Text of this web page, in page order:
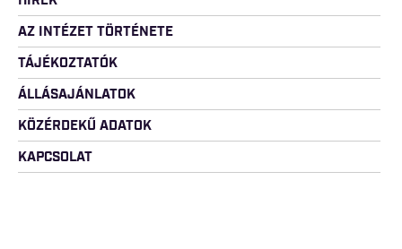
AZ INTÉZET TÖRTÉNETE
TÁJÉKOZTATÓK
ÁLLÁSAJÁNLATOK
KÖZÉRDEKŰ ADATOK
KAPCSOLAT